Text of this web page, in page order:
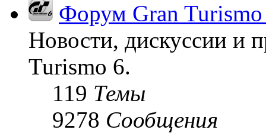
Форум Gran
Новости, дискуссии и
Turismo 6.
119 Темы
9278 Сообщения